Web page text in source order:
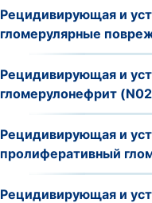
Рецидивирующая и
гломерулярные
Рецидивирующая и
гломерулонефрит
Рецидивирующая и
пролиферативный
Рецидивирующая и